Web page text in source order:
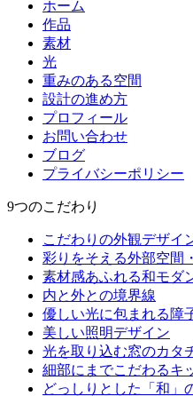
ホーム
作品
素材
光
重みのある空間
設計の進め方
プロフィール
お問い合わせ
ブログ
プライバシーポリシー
9つのこだわり
こだわりの外観デザイ
彩りをそえる外部空間
素材感あふれる和モダ
内と外との境界線
優しい光に包まれる障
美しい照明デザイン
光を取り込む窓のカタ
細部にまでこだわるキ
どっしりとした「和」